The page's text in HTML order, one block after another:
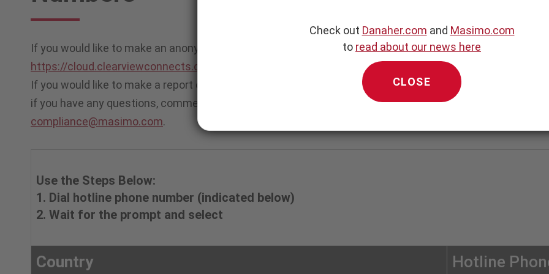
Reporting
Numbers
If you would like to make an anonymous report online, please visit
https://cloud.clearviewconnects.com/#/
If you would like to make a report directly to Masimo's Compliance team, or
if you have any questions, comments, or concerns, please email us at
compliance@masimo.com.
Use the Steps Below:
1. Dial hotline phone number (indicated below)
2. Wait for the prompt and select
Country Hotline
Check out Danaher.com and Masimo.com
to read about our news here
CLOSE